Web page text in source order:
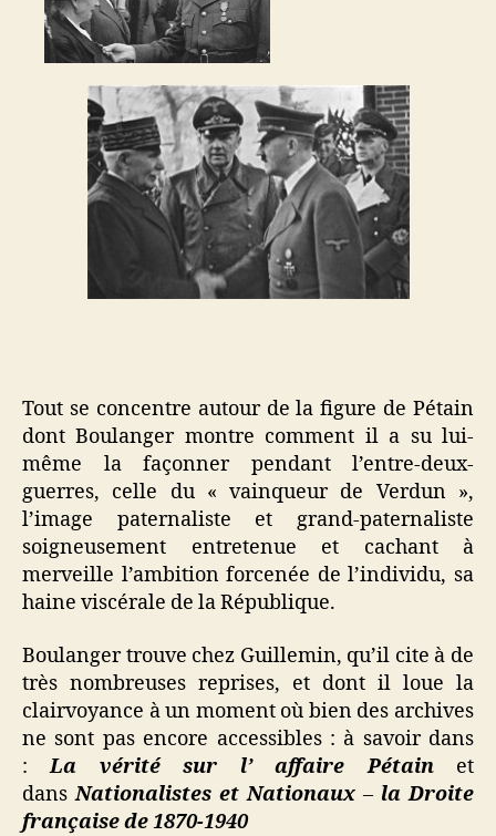
Tout se concentre autour de la figure de Pétain
dont Boulanger montre comment il a su lui-
même la façonner pendant l’entre-deux-
guerres, celle du « vainqueur de Verdun »,
l’image paternaliste et grand-paternaliste
soigneusement entretenue et cachant à
merveille l’ambition forcenée de l’individu, sa
haine viscérale de la République.
Boulanger trouve chez Guillemin, qu’il cite à de
très nombreuses reprises, et dont il loue la
clairvoyance à un moment où bien des archives
ne sont pas encore accessibles : à savoir dans
:La vérité sur l’ affaire Pétain
et
dansNationalistes et Nationaux – la Droite
française de1870-1940